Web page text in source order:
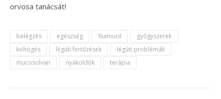
orvosa tanácsát!
belégzés egészség fluimucil
gyógyszerek
köhögés
légúti fertőzések
légúti problémák
mucosolvan
nyákoldók terápia